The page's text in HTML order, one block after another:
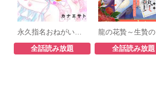
全話読み放題 全話読み放題